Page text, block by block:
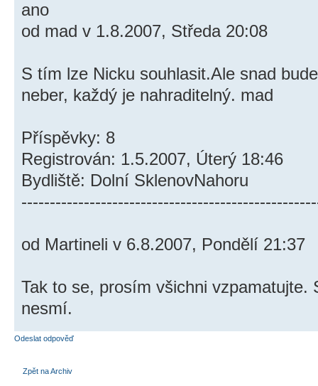
ano
od mad v 1.8.2007, Středa 20:08
S tím lze Nicku souhlasit.Ale snad
neber, každý je nahraditelný. mad
Příspěvky: 8
Registrován: 1.5.2007, Úterý 18:46
Bydliště: Dolní SklenovNahoru
od Martineli v 6.8.2007, Pondělí 21:37
Tak to se, prosím všichni vzpamatujte.
nesmí.
Odeslat odpověď
Zpět na Archiv